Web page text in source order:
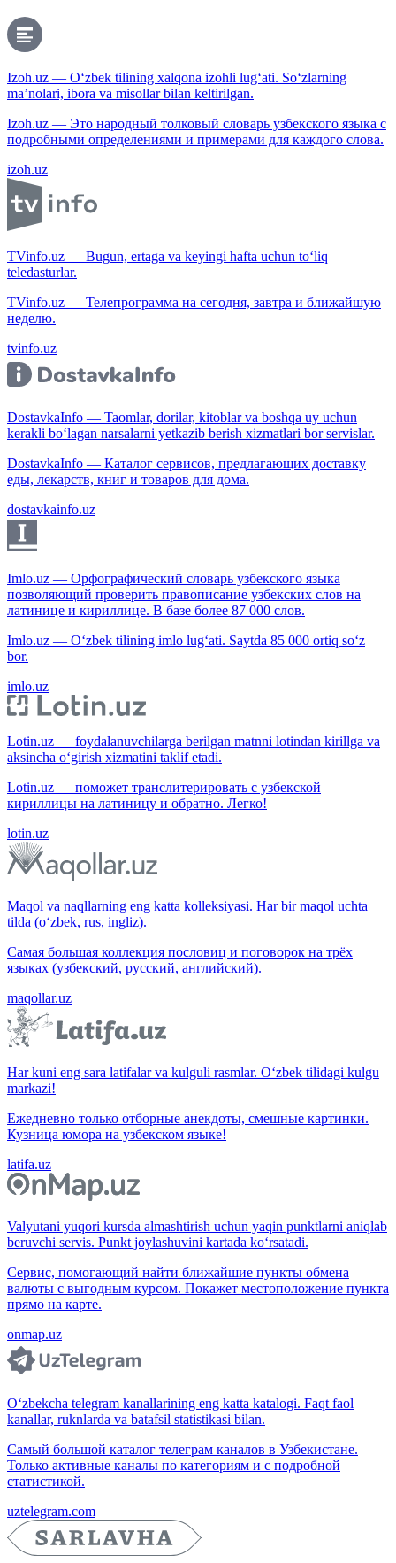
Izoh.uz — O‘zbek tilining xalqona izohli lug‘ati. So‘zlarning
ma’nolari, ibora va misollar bilan keltirilgan.
Izoh.uz — Это народный толковый словарь узбекского языка с
подробными определениями и примерами для каждого слова.
izoh.uz
TVinfo.uz — Bugun, ertaga va keyingi hafta uchun to‘liq
teledasturlar.
TVinfo.uz — Телепрограмма на сегодня, завтра и ближайшую
неделю.
tvinfo.uz
DostavkaInfo — Taomlar, dorilar, kitoblar va boshqa uy uchun
kerakli bo‘lagan narsalarni yetkazib berish xizmatlari bor servislar.
DostavkaInfo — Каталог сервисов, предлагающих доставку
еды, лекарств, книг и товаров для дома.
dostavkainfo.uz
Imlo.uz — Орфографический словарь узбекского языка
позволяющий проверить правописание узбекских слов на
латинице и кириллице. В базе более 87 000 слов.
Imlo.uz — O‘zbek tilining imlo lug‘ati. Saytda 85 000 ortiq so‘z
bor.
imlo.uz
Lotin.uz — foydalanuvchilarga berilgan matnni lotindan kirillga va
aksincha o‘girish xizmatini taklif etadi.
Lotin.uz — поможет транслитерировать с узбекской
кириллицы на латиницу и обратно. Легко!
lotin.uz
Maqol va naqllarning eng katta kolleksiyasi. Har bir maqol uchta
tilda (o‘zbek, rus, ingliz).
Самая большая коллекция пословиц и поговорок на трёх
языках (узбекский, русский, английский).
maqollar.uz
Har kuni eng sara latifalar va kulguli rasmlar. O‘zbek tilidagi kulgu
markazi!
Ежедневно только отборные анекдоты, смешные картинки.
Кузница юмора на узбекском языке!
latifa.uz
Valyutani yuqori kursda almashtirish uchun yaqin punktlarni aniqlab
beruvchi servis. Punkt joylashuvini kartada ko‘rsatadi.
Сервис, помогающий найти ближайшие пункты обмена
валюты с выгодным курсом. Покажет местоположение пункта
прямо на карте.
onmap.uz
O‘zbekcha telegram kanallarining eng katta katalogi. Faqt faol
kanallar, ruknlarda va batafsil statistikasi bilan.
Самый большой каталог телеграм каналов в Узбекистане.
Только активные каналы по категориям и с подробной
статистикой.
uztelegram.com